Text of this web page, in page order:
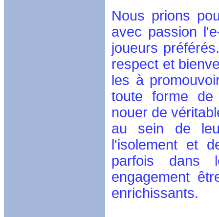
Nous prions
avec passion
joueurs
respect et
les à
toute forme de
nouer de
au sein de
l'isolement et
parfois dans
engagement
enrichissants.